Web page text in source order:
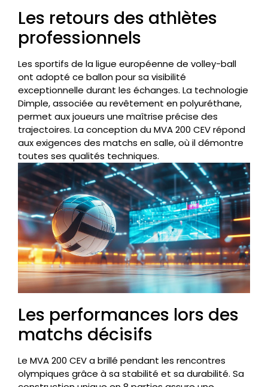
Les retours des athlètes
professionnels
Les sportifs de la ligue européenne de volley-ball
ont adopté ce ballon pour sa visibilité
exceptionnelle durant les échanges. La technologie
Dimple, associée au revêtement en polyuréthane,
permet aux joueurs une maîtrise précise des
trajectoires. La conception du MVA 200 CEV répond
aux exigences des matchs en salle, où il démontre
toutes ses qualités techniques.
Les performances lors des
matchs décisifs
Le MVA 200 CEV a brillé pendant les rencontres
olympiques grâce à sa stabilité et sa durabilité. Sa